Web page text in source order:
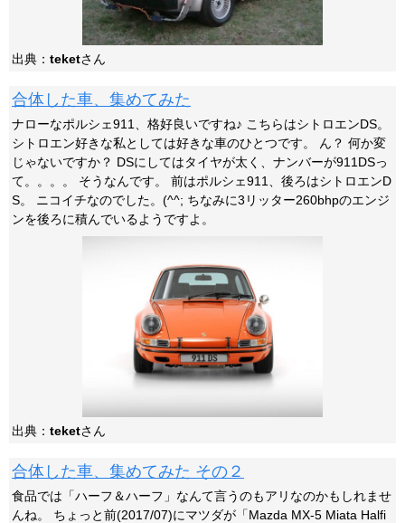
出典： teketさん
合体した車、集めてみた
ナローなポルシェ911、格好良いですね♪ こちらはシトロエンDS。
シトロエン好きな私としては好きな車のひとつです。 ん？ 何か変
じゃないですか？ DSにしてはタイヤが太く、ナンバーが911DSっ
て。。。。 そうなんです。 前はポルシェ911、後ろはシトロエンD
S。 ニコイチなのでした。(^^; ちなみに3リッター260bhpのエンジ
ンを後ろに積んでいるようですよ。
出典： teketさん
合体した車、集めてみた その２
食品では「ハーフ＆ハーフ」なんて言うのもアリなのかもしれませ
んね。 ちょっと前(2017/07)にマツダが「Mazda MX-5 Miata Halfi